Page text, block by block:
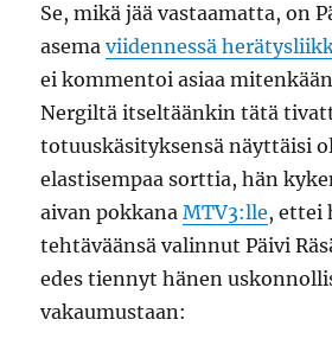
Se, mikä jää vastaamatta, on
asemaviidennessä
ei kommentoi asiaa
Nergiltä itseltäänkin tätä
totuuskäsityksensä näyttäisi
elastisempaa sorttia, hän
aivan pokkanaMTV3:lle, ettei
tehtäväänsä valinnut Päivi
edes tiennyt hänen
vakaumustaan: